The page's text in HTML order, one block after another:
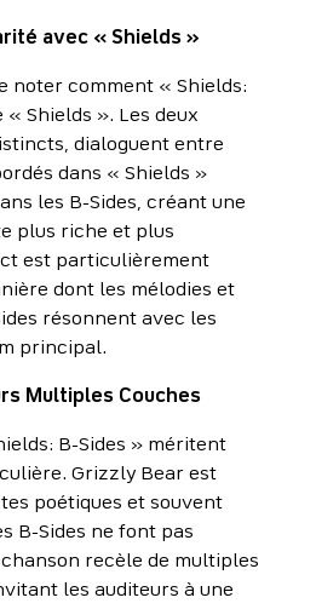
avec « Shields »
noter comment « Shields:
« Shields ». Les deux
dialoguent entre
dans « Shields »
les B-Sides, créant une
plus riche et plus
est particulièrement
dont les mélodies et
résonnent avec les
principal.
Multiples Couches
B-Sides » méritent
Grizzly Bear est
poétiques et souvent
B-Sides ne font pas
recèle de multiples
les auditeurs à une